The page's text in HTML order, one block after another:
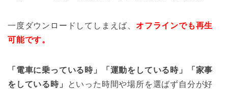
一度ダウンロードしてしまえば、 オフラインでも再生
可能です。
「電車に乗っている時」「運動をしている時」「家事
をしている時」
といった時間や場所を選ばず自分が好